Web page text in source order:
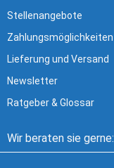
Stellenangebote
Zahlungsmöglichkeiten
Lieferung und Versand
Newsletter
Ratgeber & Glossar
Wir beraten sie gerne: